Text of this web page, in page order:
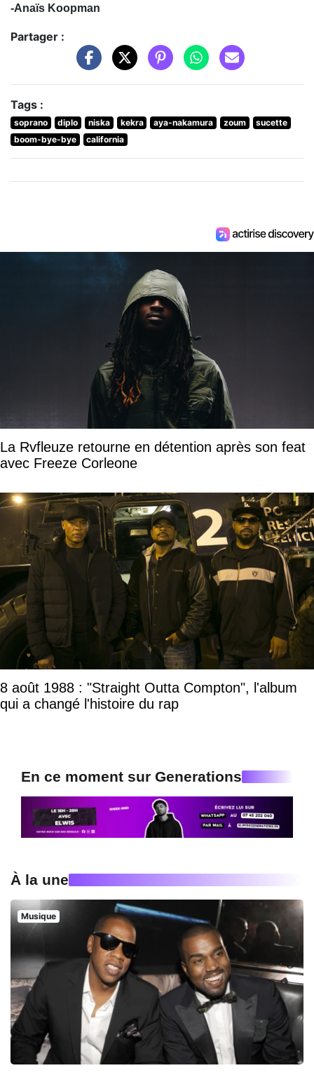
-Anaïs Koopman
Partager :
Tags :
soprano diplo niska kekra aya-nakamura zoum
sucette
boom-bye-bye
california
La Rvfleuze retourne en détention après son feat
avec Freeze Corleone
8 août 1988 : "Straight Outta Compton", l'album
qui a changé l'histoire du rap
En ce moment sur Generations
À la une
Musique